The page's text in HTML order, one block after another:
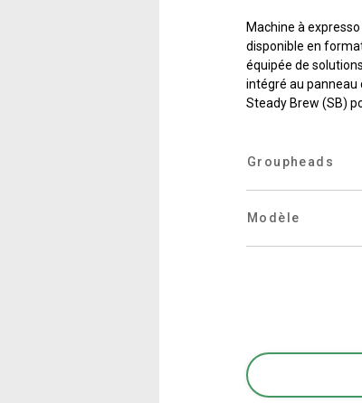
Machine à
disponible en
équipée de
intégré au panneau
Steady Brew (SB)
Groupheads
Modèle